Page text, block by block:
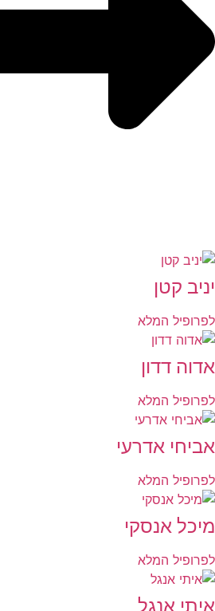
יניב קטן
לפרופיל המלא
אדוה דדון
לפרופיל המלא
אביחי אדרעי
לפרופיל המלא
מיכל אנסקי
לפרופיל המלא
איתי אנגל